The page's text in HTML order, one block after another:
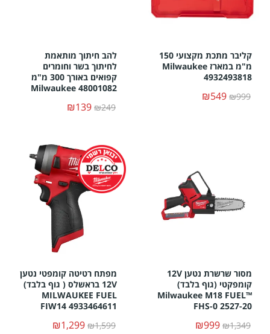
קליבר מתכת מקצועי 150
מ"מ במארז Milwaukee
4932493818
₪999
₪549
להב חיתוך מותאמת
לחיתוך בשר וחומרים
קפואים באורך 300 מ"מ
Milwaukee 48001082
₪249
₪139
מסור שרשרת נטען 12V
קומפקטי (גוף בלבד)
Milwaukee M18 FUEL™
FHS-0 2527-20
₪1,349
₪999
מפתח רטיטה קומפטי נטען
12V בראשלס ( גוף בלבד)
MILWAUKEE FUEL
FIW14 4933464611
₪1,599
₪1,299